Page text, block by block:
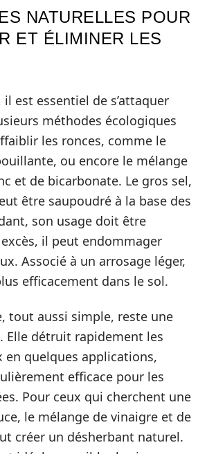
NATURELLES POUR
ET ÉLIMINER LES
est essentiel de s’attaquer
méthodes écologiques
les ronces, comme le
ou encore le mélange
et de bicarbonate. Le gros sel,
être saupoudré à la base des
son usage doit être
il peut endommager
Associé à un arrosage léger,
efficacement dans le sol.
tout aussi simple, reste une
Elle détruit rapidement les
en quelques applications,
efficace pour les
Pour ceux qui cherchent une
le mélange de vinaigre et de
créer un désherbant naturel.